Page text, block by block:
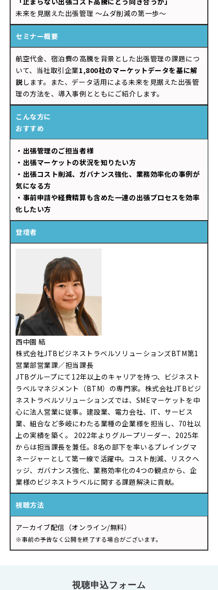
未来を見据えた出張管理 ～ムダ削減の第一歩～
セミナー概要
航空代金、宿泊費の高騰を背景とした出張管理の課題につ
いて、当社取引企業1,800社のマーケットデータを基に解
説 します。また、データ活用による未来を見据えた出張管
理の方法を、導入事例とともにご紹介します。
こんな方に
おすすめ
・出張管理のご担当者様
・出張マーケットの状況を知りたい方
・出張コスト削減、ガバナンス強化、業務効率化の事例が
気になる方
・事前申請や経費精算も含めた一連の出張プロセスを効率
化したい方
登壇者
西中園 結
株式会社JTB ビジネストラベルソリューションズBTM第1
営業部営業課／担当課長
JTBグループにて 12年以上のキャリアを持つ、ビジネスト
ラベルマネジメント（BTM）の専門家。株式会社JTB ビジ
ネストラベルソリューションズでは、 SMEマーケットを中
心に法人営業に従事。建設業、電力会社、 IT、サービス
業、組合など多岐にわたる業種の企業様を担当し、 70社以
上の実績を築く。
2022年よりグループリーダー、 2025年
からは担当課長を兼任。8名の部下を率いるプレイングマ
ネージャーとして第一線で活躍中。コスト削減、リスクヘ
ッジ、ガバナンス強化、業務効率化の4つの観点から、企
業様のビジネストラベルに関する課題解決に貢献。
視聴方法
アーカイブ配信（オンライン/無料）
※事前の予告なく公開を終了する場合がございます。
視聴申込フォーム